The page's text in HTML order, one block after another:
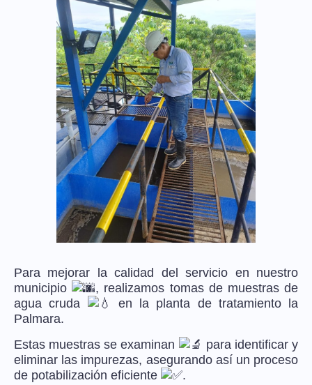
Para mejorar la calidad del servicio en nuestro
municipio
, realizamos tomas de muestras de
agua cruda
en la planta de tratamiento la
Palmara.
Estas muestras se examinan
para identificar y
eliminar las impurezas, asegurando así un proceso
de potabilización eficiente
.